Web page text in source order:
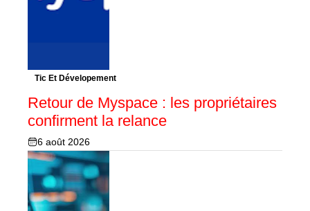
Tic Et Dévelopement
Retour de Myspace : les propriétaires
confirment la relance
6 août 2026